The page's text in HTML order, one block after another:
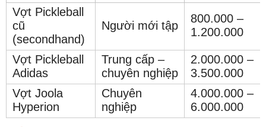
Vợt Pickleball
cũ
(secondhand)
Người mới tập
800.000 –
1.200.000
Vợt Pickleball
Adidas
Trung cấp –
chuyên nghiệp
2.000.000 –
3.500.000
Vợt Joola
Hyperion
Chuyên
nghiệp
4.000.000 –
6.000.000